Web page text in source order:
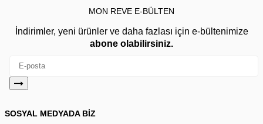
MON REVE E-BÜLTEN
İndirimler, yeni ürünler ve daha fazlası için e-bültenimize
abone olabilirsiniz.
SOSYAL MEDYADA BİZ